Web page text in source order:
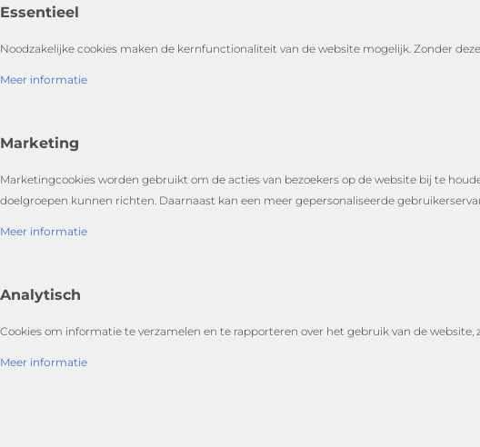
Essentieel
Noodzakelijke cookies maken de kernfunctionaliteit van de website mogelijk. Zonder
Meer informatie
Marketing
Marketingcookies worden gebruikt om de acties van bezoekers op de website bij te
doelgroepen kunnen richten. Daarnaast kan een meer gepersonaliseerde
Meer informatie
Analytisch
Cookies om informatie te verzamelen en te rapporteren over het gebruik van de
Meer informatie